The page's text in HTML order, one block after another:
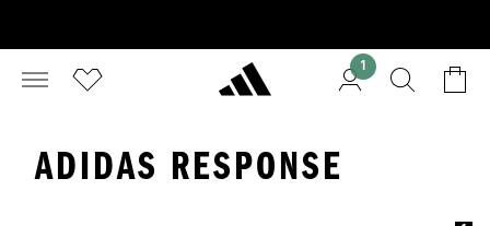
1
ADIDAS RESPONSE